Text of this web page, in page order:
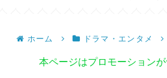
ホーム ドラマ・エンタメ
本ページはプロモーション